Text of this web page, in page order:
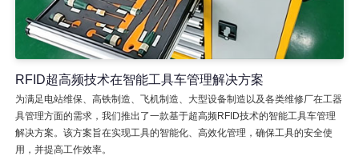
RFID超高频技术在智能工具车管理解决方案
为满足电站维保、高铁制造、飞机制造、大型设备制造以及各类维修厂在工器
具管理方面的需求，我们推出了一款基于超高频RFID技术的智能工具车管理
解决方案。该方案旨在实现工具的智能化、高效化管理，确保工具的安全使
用，并提高工作效率。